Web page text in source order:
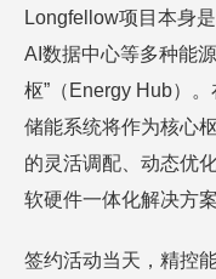
Longfellow项目本身
AI数据中心等多种能
枢”（Energy Hub）
储能系统将作为核心
的灵活调配、动态优
软硬件一体化解决方
签约活动当天，精控